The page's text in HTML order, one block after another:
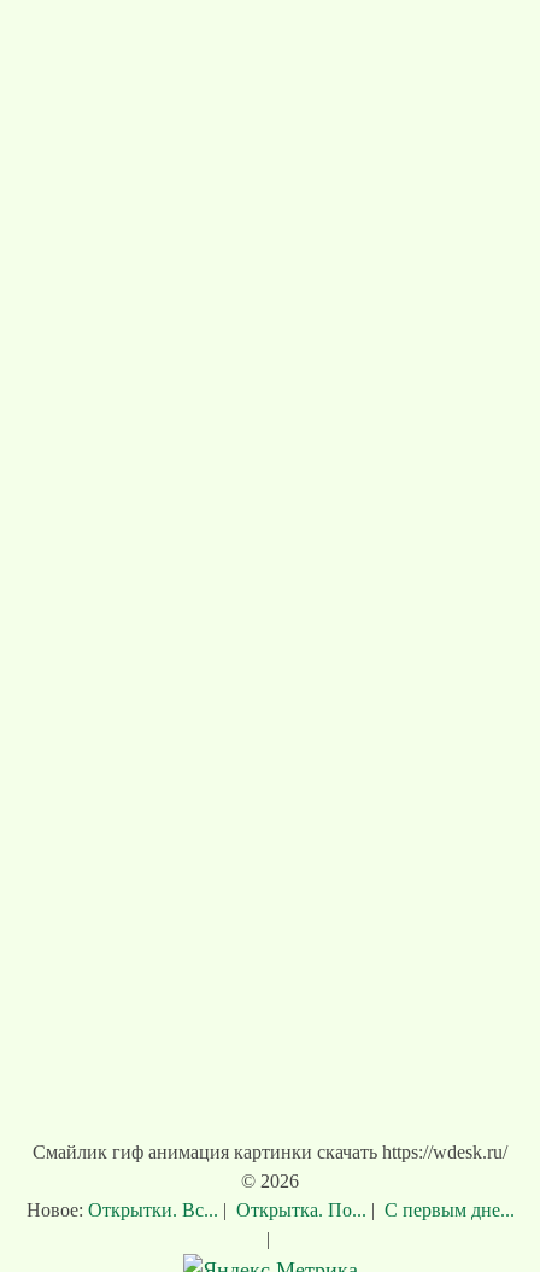
Смайлик гиф анимация картинки скачать https://wdesk.ru/
© 2026
Новое: Открытки. Вс... | Открытка. По... | С первым дне...
|